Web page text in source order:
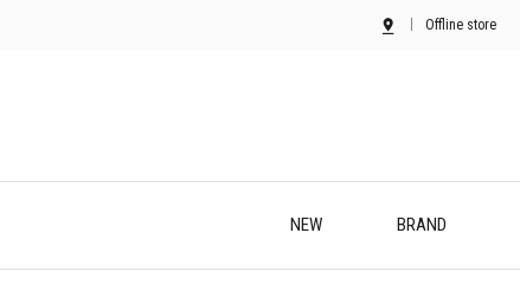
Offline store
NEW BRAND